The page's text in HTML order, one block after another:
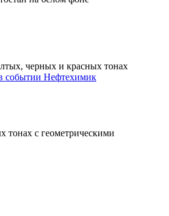
Нефтехимик